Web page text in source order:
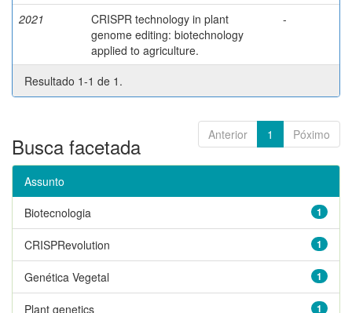
2021
CRISPR technology in plant
genome editing: biotechnology
applied to agriculture.
-
Resultado 1-1 de 1.
Anterior 1 Póximo
Busca facetada
Assunto
1
Biotecnologia
1
CRISPRevolution
1
Genética Vegetal
1
Plant genetics